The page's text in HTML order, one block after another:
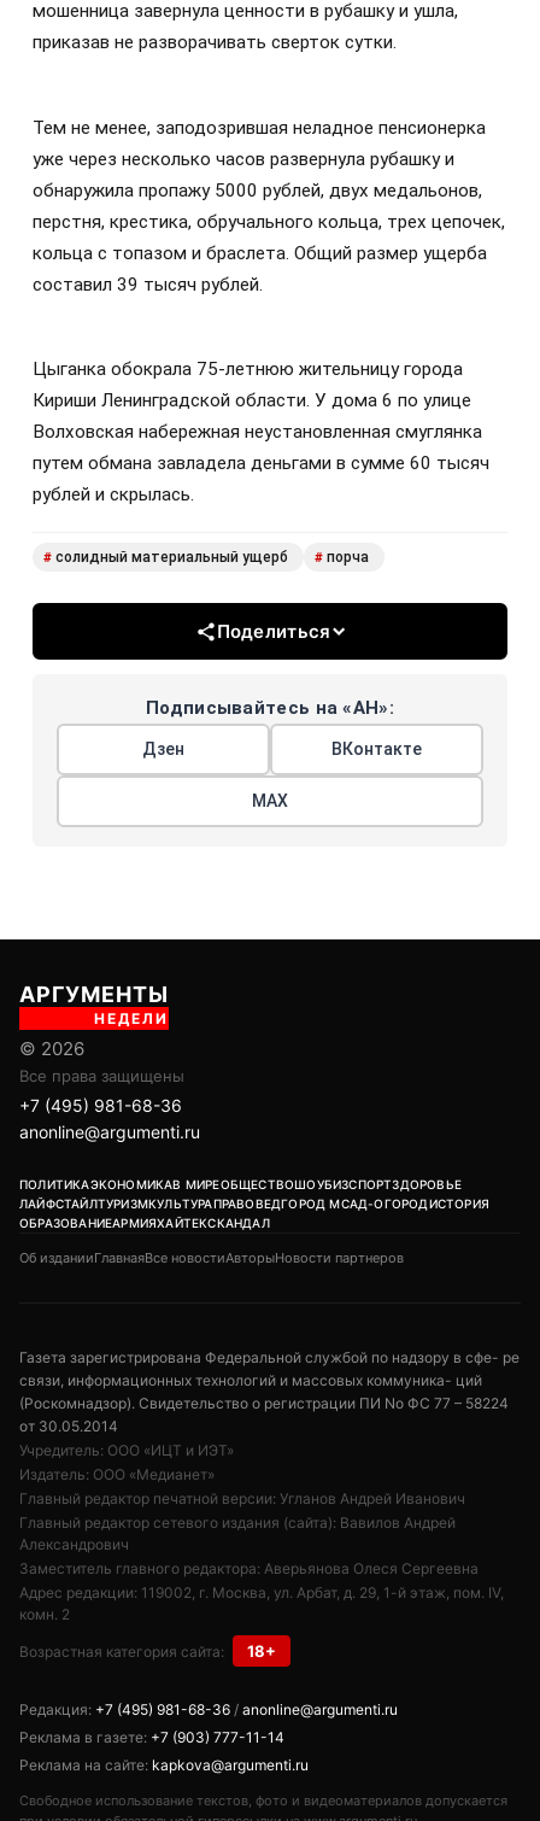
мошенница завернула ценности в рубашку и ушла,
приказав не разворачивать сверток сутки.
Тем не менее, заподозрившая неладное пенсионерка
уже через несколько часов развернула рубашку и
обнаружила пропажу 5000 рублей, двух медальонов,
перстня, крестика, обручального кольца, трех цепочек,
кольца с топазом и браслета. Общий размер ущерба
составил 39 тысяч рублей.
Цыганка обокрала 75-летнюю жительницу города
Кириши Ленинградской области. У дома 6 по улице
Волховская набережная неустановленная смуглянка
путем обмана завладела деньгами в сумме 60 тысяч
рублей и скрылась.
# солидный материальный ущерб # порча
Поделиться
Подписывайтесь на «АН»:
Дзен ВКонтакте
МАХ
АРГУМЕНТЫ
НЕДЕЛИ
© 2026
Все права защищены
+7 (495) 981-68-36
anonline@argumenti.ru
ПОЛИТИКАЭКОНОМИКАВ МИРЕОБЩЕСТВОШОУБИЗСПОРТЗДОРОВЬЕ
ЛАЙФСТАЙЛТУРИЗМКУЛЬТУРАПРАВОВЕДГОРОД МСАД-ОГОРОДИСТОРИЯ
ОБРАЗОВАНИЕАРМИЯХАЙТЕКСКАНДАЛ
Об изданииГлавнаяВсе новостиАвторыНовости партнеров
Газета зарегистрирована Федеральной службой по надзору в сфе- ре
связи, информационных технологий и массовых коммуника- ций
(Роскомнадзор). Свидетельство о регистрации ПИ No ФС 77 – 58224
от 30.05.2014
Учредитель: ООО «ИЦТ и ИЭТ»
Издатель: ООО «Медианет»
Главный редактор печатной версии: Угланов Андрей Иванович
Главный редактор сетевого издания (сайта): Вавилов Андрей
Александрович
Заместитель главного редактора: Аверьянова Олеся Сергеевна
Адрес редакции: 119002, г. Москва, ул. Арбат, д. 29, 1-й этаж, пом. IV,
комн. 2
Возрастная категория сайта: 18+
Редакция: +7 (495) 981-68-36 / anonline@argumenti.ru
Реклама в газете: +7 (903) 777-11-14
Реклама на сайте: kapkova@argumenti.ru
Свободное использование текстов, фото и видеоматериалов допускается